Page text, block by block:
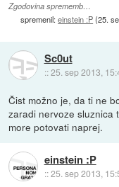
Zgodovina sprememb…
spremenil:einstein :P(25.
Sc0ut
::25. sep 2013,
Čist možno je, da ti ne
zaradi nervoze sluznica
more potovati naprej.
einstein :P
::25. sep 2013,